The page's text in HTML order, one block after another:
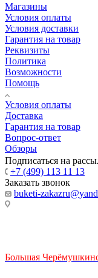
Магазины
Условия оплаты
Условия доставки
Гарантия на товар
Реквизиты
Политика
Возможности
Помощь
Условия оплаты
Доставка
Гарантия на товар
Вопрос-ответ
Обзоры
Подписаться на
+7 (499) 113 11 13
Заказать звонок
buketi-
Большая